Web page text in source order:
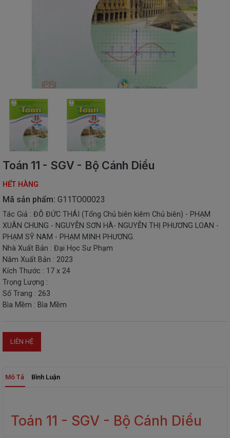
NGOẠI
NGỮ
VPP
-
DÙNG
SINH
QUÀ
TẶNG
ĐỒ
CHƠI
THIẾT
BỊ
STEM
Toán 11 - SGV - Bộ Cánh Diều
HẾT HÀNG
Mã sản phẩm: G11TO00023
Tác Giả : ĐỖ ĐỨC THÁI (Tổng Chủ biên kiêm Chủ biên) - PHẠM
XUÂN CHUNG - NGUYỄN SƠN HÀ- NGUYỄN THỊ PHƯƠNG LOAN -
PHẠM SỸ NAM - PHẠM MINH PHƯƠNG.
Nhà Xuất Bản : Đại Học Sư Phạm
Năm Xuất Bản : 2023
Kích Thước : 17 x 24
Trọng Lượng :
Số Trang : 263
Bìa Mềm : Bìa Mềm
LIÊN HỆ
Mô Tả Bình Luận
Toán 11 - SGV - Bộ Cánh Diều